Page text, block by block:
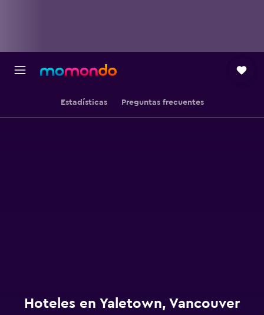
Estadísticas Preguntas frecuentes
Hoteles en Yaletown, Vancouver